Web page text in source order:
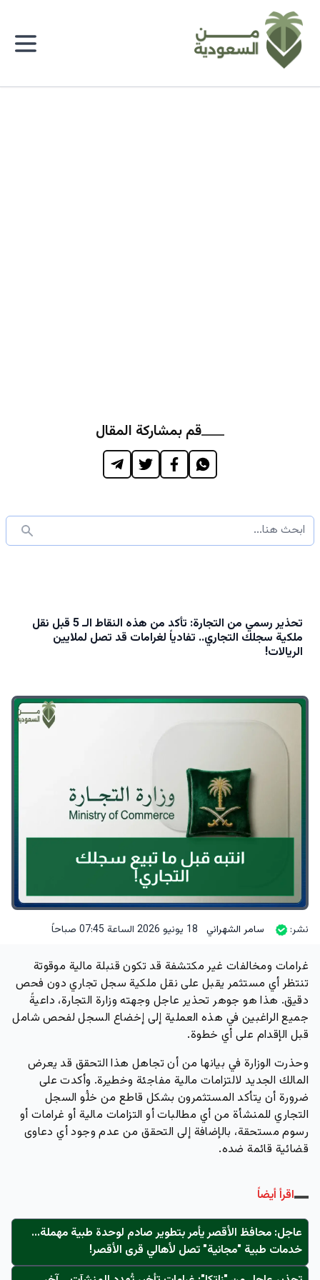
قم بمشاركة المقال
تحذير رسمي من التجارة: تأكد من هذه النقاط الـ 5 قبل نقل
ملكية سجلك التجاري.. تفادياً لغرامات قد تصل لملايين
الريالات!
نشر: سامر الشهراني 18 يونيو 2026 الساعة 07:45 صباحاً
غرامات ومخالفات غير مكتشفة قد تكون قنبلة مالية موقوتة
تنتظر أي مستثمر يقبل على نقل ملكية سجل تجاري دون فحص
دقيق. هذا هو جوهر تحذير عاجل وجهته وزارة التجارة، داعيةً
جميع الراغبين في هذه العملية إلى إخضاع السجل لفحص شامل
قبل الإقدام على أي خطوة.
وحذرت الوزارة في بيانها من أن تجاهل هذا التحقق قد يعرض
المالك الجديد لالتزامات مالية مفاجئة وخطيرة. وأكدت على
ضرورة أن يتأكد المستثمرون بشكل قاطع من خلُو السجل
التجاري للمنشأة من أي مطالبات أو التزامات مالية أو غراماتأو
رسوم مستحقة، بالإضافة إلى التحقق من عدم وجود أي دعاوى
قضائية قائمة ضده.
اقرأ أيضاً
عاجل: محافظ الأقصر يأمر بتطوير صادم لوحدة طبية مهملة...
خدمات طبية "مجانية" تصل لأهالي قرى الأقصر!